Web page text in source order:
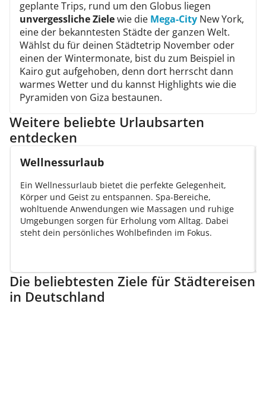
geplante Trips, rund um den Globus liegen
unvergessliche Zielewie die Mega-City New York,
eine der bekanntesten Städte der ganzen Welt.
Wählst du für deinen Städtetrip November oder
einen der Wintermonate, bist du zum Beispiel in
Kairo gut aufgehoben, denn dort herrscht dann
warmes Wetter und du kannst Highlights wie die
Pyramiden von Giza bestaunen.
Weitere beliebte Urlaubsarten
entdecken
Wellnessurlaub
Ein Wellnessurlaub bietet die perfekte Gelegenheit,
Körper und Geist zu entspannen. Spa-Bereiche,
wohltuende Anwendungen wie Massagen und ruhige
Umgebungen sorgen für Erholung vom Alltag. Dabei
steht dein persönliches Wohlbefinden im Fokus.
Die beliebtesten Ziele für Städtereisen
in Deutschland